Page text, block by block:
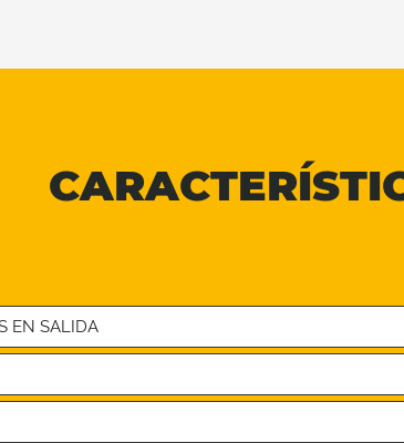
EN SALIDA